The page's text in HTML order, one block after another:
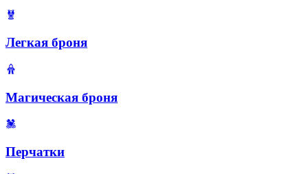
Легкая броня
Магическая броня
Перчатки